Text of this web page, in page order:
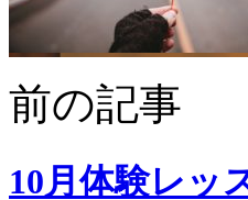
前の記事
10月体験レッ